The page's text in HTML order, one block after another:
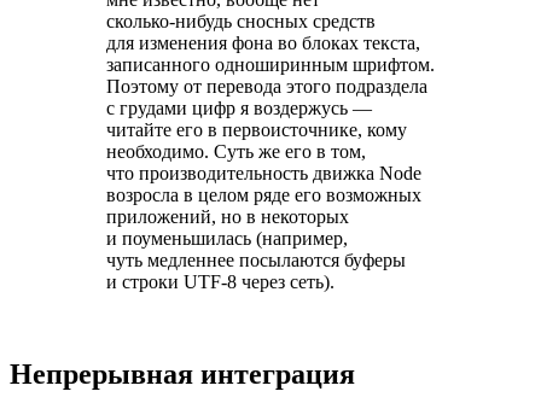
сколько-нибудь сносных средств
для изменения фона во блоках текста,
записанного одноширинным шрифтом.
Поэтому от перевода этого подраздела
с грудами цифр я воздержусь —
читайте его в первоисточнике, кому
необходимо. Суть же его в том,
что производительность движка Node
возросла в целом ряде его возможных
приложений, но в некоторых
и поуменьшилась (например,
чуть медленнее посылаются буферы
и строки UTF-8 через сеть).
Непрерывная интеграция